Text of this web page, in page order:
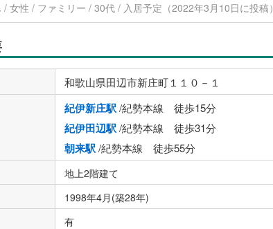
/ 女性 / ファミリー / 30代 / 入居予定（2022年3月10日に投稿）
和歌山県田辺市新庄町１１０－１
紀伊新庄駅/紀勢本線 徒歩15分
紀伊田辺駅/紀勢本線 徒歩31分
朝来駅/紀勢本線 徒歩55分
地上2階建て
1998年4月(築28年)
有